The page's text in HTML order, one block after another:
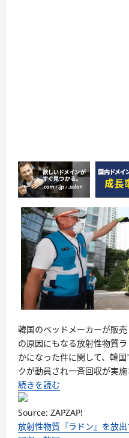
韓国のベッドメーカーが販
の原因にもなる放射性物質
かになった件に関して、韓
クが動員され一斉回収が実施
続きを読む
Source: ZAPZAP!
放射性物質『ラドン』を放